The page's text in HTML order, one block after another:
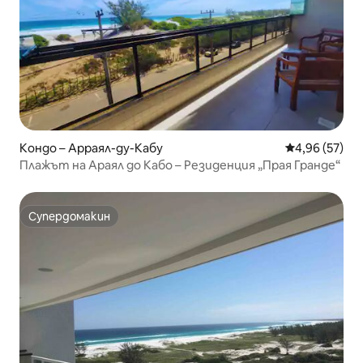
Кондо – Арраял-ду-Кабу Средна
4,96 (57)
Плажът на Араял до Кабо – Резиденция „Прая Гранде“
Супердомакин
Супердомакин